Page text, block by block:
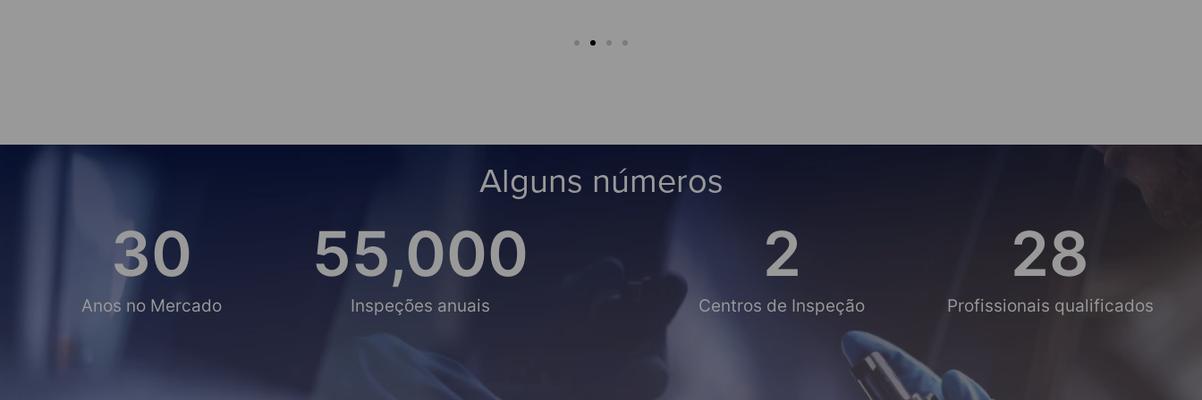
Alguns números
Anos no Mercado
30
Inspeções anuais
55,000
Centros de Inspeção
2
Profissionais qualificados
28